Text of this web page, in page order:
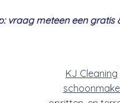
vraag meteen een
KJ Cleaning